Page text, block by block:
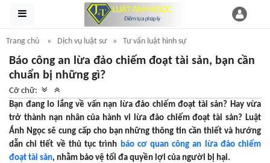
Trang chủ Dịch vụ luật sư Tư vấn luật hình sự
Báo công an lừa đảo chiếm đoạt tài sản, bạn cần
chuẩn bị những gì?
Cỡ chữ:
Bạn đang lo lắng về vấn nạn lừa đảo chiếm đoạt tài sản? Hay vừa
trở thành nạn nhân của hành vi lừa đảo chiếm đoạt tài sản? Luật
Ánh Ngọc sẽ cung cấp cho bạn những thông tin cần thiết và hướng
dẫn chi tiết về thủ tục trình báo cơ quan công an lừa đảo chiếm
đoạt tài sản, nhằm bảo vệ tối đa quyền lợi của người bị hại.